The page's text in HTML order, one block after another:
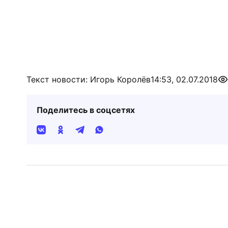
Текст новости: Игорь Королёв14:53, 02.07.2018
Поделитесь в соцсетях